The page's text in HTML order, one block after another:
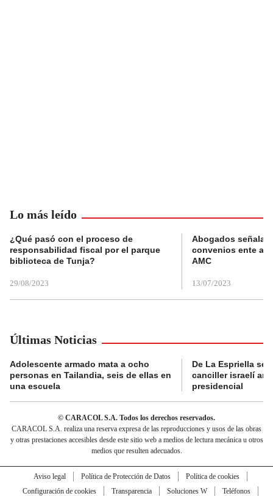
Lo más leído
¿Qué pasó con el proceso de
responsabilidad fiscal por el parque
biblioteca de Tunja?
29/08/2023
Abogados
convenios ente
AMC
13/07/2023
Últimas Noticias
Adolescente armado mata a ocho
personas en Tailandia, seis de ellas en
una escuela
De La Espriella se
canciller israelí
presidencial
© CARACOL S.A. Todos los derechos reservados.
CARACOL S.A. realiza una reserva expresa de las reproducciones y usos de las obras
y otras prestaciones accesibles desde este sitio web a medios de lectura mecánica u otros
medios que resulten adecuados.
Aviso legal Política de Protección de Datos
Política de cookies
Configuración de cookies
Transparencia Soluciones W
Teléfonos